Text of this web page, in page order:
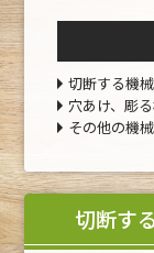
切断する機械
穴あけ、彫
その他の機械
切断す